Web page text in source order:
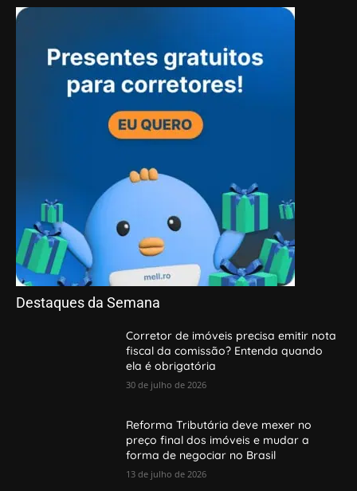
Destaques da Semana
Corretor de imóveis precisa emitir nota
fiscal da comissão? Entenda quando
ela é obrigatória
30 de julho de 2026
Reforma Tributária deve mexer no
preço final dos imóveis e mudar a
forma de negociar no Brasil
13 de julho de 2026